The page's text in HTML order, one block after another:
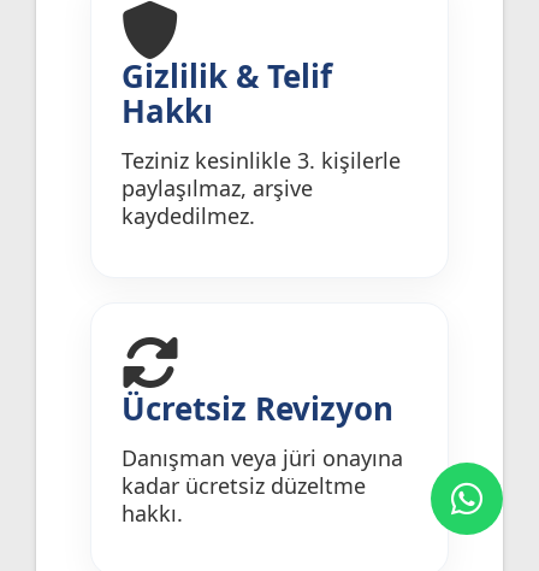
Gizlilik & Telif
Hakkı
Teziniz kesinlikle 3. kişilerle
paylaşılmaz, arşive
kaydedilmez.
Ücretsiz Revizyon
Danışman veya jüri onayına
kadar ücretsiz düzeltme
hakkı.